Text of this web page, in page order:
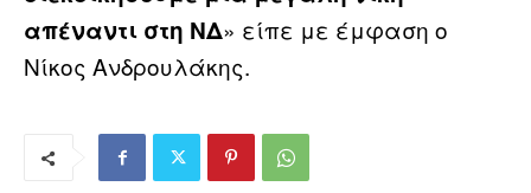
απέναντι στη ΝΔ» είπε με έμφαση ο
Νίκος Ανδρουλάκης.